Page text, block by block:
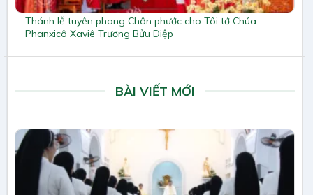
Thánh lễ tuyên phong Chân phước cho Tôi tớ Chúa
Phanxicô Xaviê Trương Bửu Diệp
BÀI VIẾT MỚI